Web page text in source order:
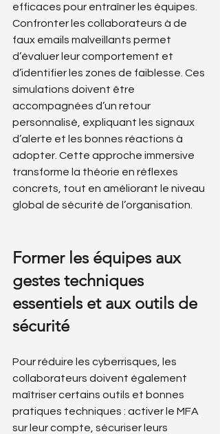
efficaces pour entraîner les équipes.
Confronter les collaborateurs à de
faux emails malveillants permet
d’évaluer leur comportement et
d’identifier les zones de faiblesse. Ces
simulations doivent être
accompagnées d’un retour
personnalisé, expliquant les signaux
d’alerte et les bonnes réactions à
adopter. Cette approche immersive
transforme la théorie en réflexes
concrets, tout en améliorant le niveau
global de sécurité de l’organisation.
Former les équipes aux
gestes techniques
essentiels et aux outils de
sécurité
Pour réduire les cyberrisques, les
collaborateurs doivent également
maîtriser certains outils et bonnes
pratiques techniques : activer le MFA
sur leur compte, sécuriser leurs